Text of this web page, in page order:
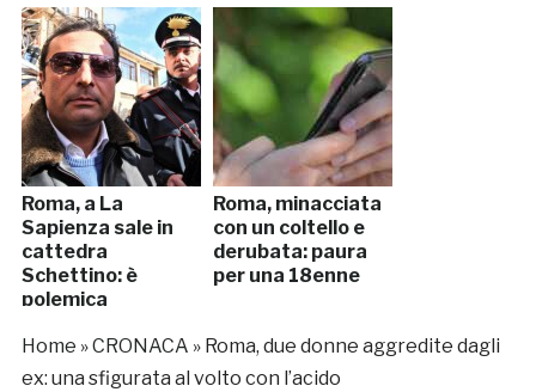
Roma, a La
Sapienza sale in
cattedra
Schettino: è
polemica
Roma, minacciata
con un coltello e
derubata: paura
per una 18enne
Home »CRONACA » Roma, due donne aggredite dagli
ex: una sfigurata al volto con l’acido